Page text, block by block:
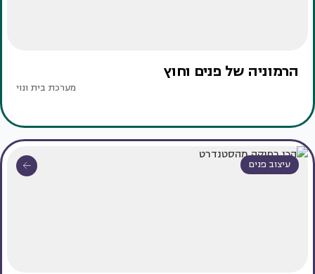
הרמוניה של פנים וחוץ
מערכת בית ונוי
עיצוב פנים